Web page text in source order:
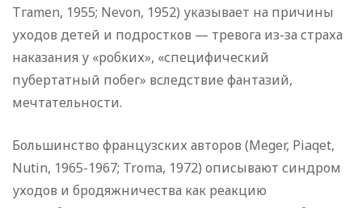
Тгаmen, 1955; Nevon, 1952) указывает на причины
уходов детей и подростков — тревога из-за страха
наказания у «робких», «специфический
пубертатный побег» вследствие фантазий,
мечтательности.
Большинство французских авторов (Meger, Piaqet,
Nutin, 1965-1967; Troma, 1972) описывают синдром
уходов и бродяжничества как реакцию